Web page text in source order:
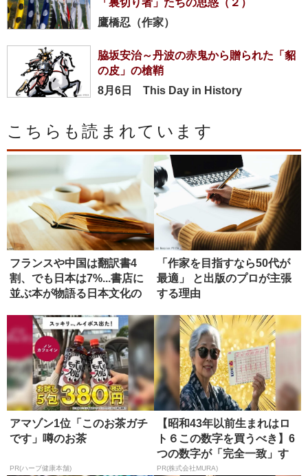
「裏切り者」たちの思惑（２）
鷹橋忍（作家）
脇坂安治～丹波の赤鬼から贈られた「貂
の皮」の槍鞘
8月6日 This Day in History
こちらも読まれています
フランスや中国は翻訳書4
割、でも日本は7%...書店に
並ぶ本が物語る日本文化の
「作家を目指すなら50代が
最適」 と出版のプロが主張
する理由
アマゾン1位「このお茶ガチ
です」噂のお茶
PR(ハーブ健康本舗)
【昭和43年以前生まれはロ
ト６この数字を買うべき】6
つの数字が「完全一致」す
る方...
PR(株式会社MURA)